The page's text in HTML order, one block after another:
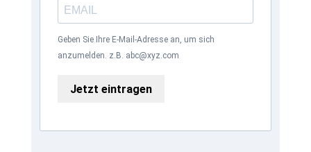
Geben Sie Ihre E-Mail-Adresse an, um sich
anzumelden. z.B. abc@xyz.com
Jetzt eintragen